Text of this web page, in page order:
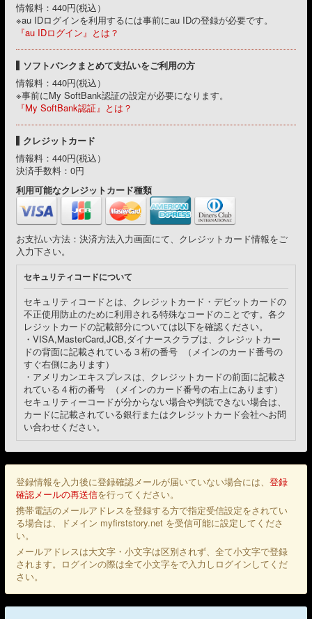
情報料：440円(税込）
※au IDログインを利用するには事前にau IDの登録が必要です。
『au IDログイン』とは？
ソフトバンクまとめて支払いをご利用の方
情報料：440円(税込）
※事前にMy SoftBank認証の設定が必要になります。
『My SoftBank認証』とは？
クレジットカード
情報料：440円(税込）
決済手数料：0円
利用可能なクレジットカード種類
お支払い方法：決済方法入力画面にて、クレジットカード情報をご
入力下さい。
セキュリティコードについて
セキュリティコードとは、クレジットカード・デビットカードの
不正使用防止のために利用される特殊なコードのことです。各ク
レジットカードの記載部分については以下を確認ください。
・VISA,MasterCard,JCB,ダイナースクラブは、クレジットカー
ドの背面に記載されている３桁の番号 （メインのカード番号の
すぐ右側にあります）
・アメリカンエキスプレスは、クレジットカードの前面に記載さ
れている４桁の番号 （メインのカード番号の右上にあります）
セキュリティーコードが分からない場合や判読できない場合は、
カードに記載されている銀行またはクレジットカード会社へお問
い合わせください。
登録情報を入力後に登録確認メールが届いていない場合には、 登録
確認メールの再送信を行ってください。
携帯電話のメールアドレスを登録する方で指定受信設定をされてい
る場合は、ドメイン myfirststory.net を受信可能に設定してくださ
い。
メールアドレスは大文字・小文字は区別されず、全て小文字で登録
されます。ログインの際は全て小文字をで入力しログインしてくだ
さい。